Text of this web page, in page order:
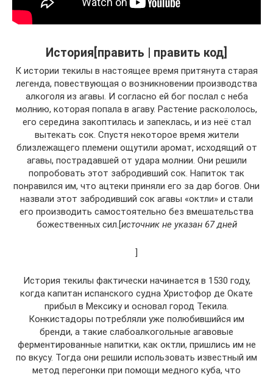
История[править | править код]
К истории текилы в настоящее время притянута старая
легенда, повествующая о возникновении производства
алкоголя из агавы. И согласно ей бог послал с неба
молнию, которая попала в агаву. Растение раскололось,
его середина закоптилась и запеклась, и из неё стал
вытекать сок. Спустя некоторое время жители
близлежащего племени ощутили аромат, исходящий от
агавы, пострадавшей от удара молнии. Они решили
попробовать этот забродивший сок. Напиток так
понравился им, что ацтеки приняли его за дар богов. Они
назвали этот забродивший сок агавы «октли» и стали
его производить самостоятельно без вмешательства
божественных сил.[источник не указан 67 дней
]
История текилы фактически начинается в 1530 году,
когда капитан испанского судна Христофор де Окате
прибыл в Мексику и основал город Текила.
Конкистадоры потребляли уже полюбившийся им
бренди, а такие слабоалкогольные агавовые
ферментированные напитки, как октли, пришлись им не
по вкусу. Тогда они решили использовать известный им
метод перегонки при помощи медного куба, что